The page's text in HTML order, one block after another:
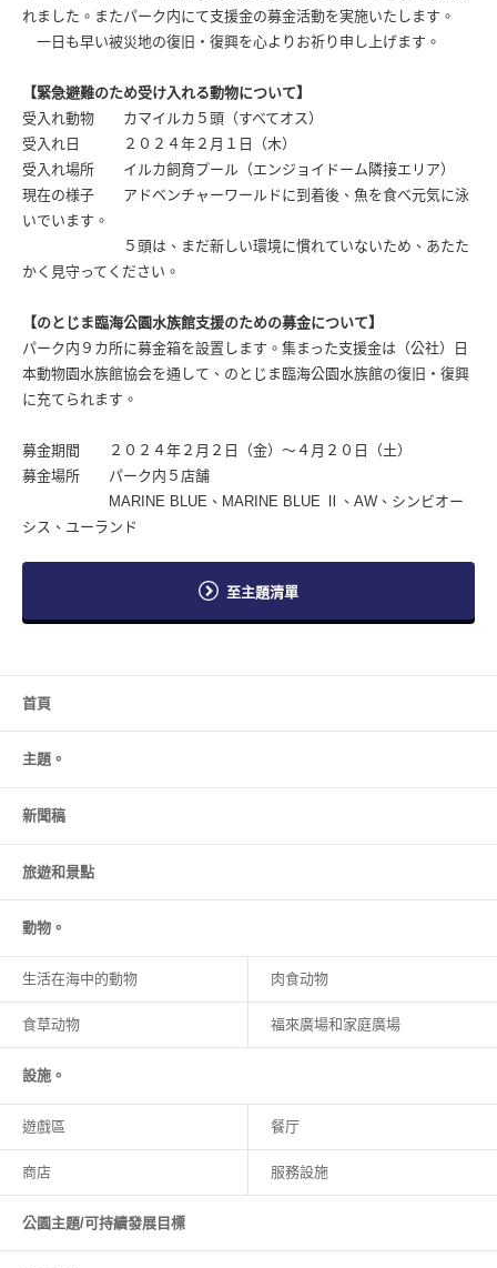
れました。またパーク内にて支援金の募金活動を実施いたします。
一日も早い被災地の復旧・復興を心よりお祈り申し上げます。
【緊急避難のため受け入れる動物について】
受入れ動物 カマイルカ５頭（すべてオス）
受入れ日 ２０２４年２月１日（木）
受入れ場所 イルカ飼育プール（エンジョイドーム隣接エリア）
現在の様子 アドベンチャーワールドに到着後、魚を食べ元気に泳
いでいます。
５頭は、まだ新しい環境に慣れていないため、あたた
かく見守ってください。
【のとじま臨海公園水族館支援のための募金について】
パーク内９カ所に募金箱を設置します。集まった支援金は（公社）日
本動物園水族館協会を通して、のとじま臨海公園水族館の復旧・復興
に充てられます。
募金期間 ２０２４年２月２日（金）～４月２０日（土）
募金場所 パーク内５店舗
MARINE BLUE、MARINE BLUE Ⅱ、AW、シンビオー
シス、ユーランド
至主題清單
首頁
主題。
新聞稿
旅遊和景點
動物。
生活在海中的動物 肉食动物
食草动物 福來廣場和家庭廣場
設施。
遊戲區 餐厅
商店 服務設施
公園主題/可持續發展目標